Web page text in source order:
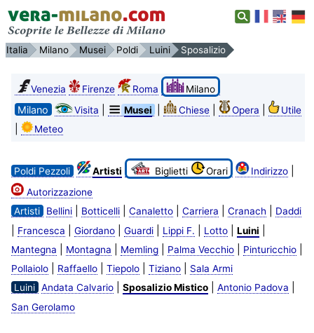
Italia Milano Musei Poldi Luini Sposalizio
Venezia Firenze Roma Milano
Milano Visita Musei Chiese| Opera Utile
Meteo
Poldi Pezzoli Artisti Biglietti Orari Indirizzo|
Autorizzazione
Artisti
Bellini| Botticelli| Canaletto| Carriera Cranach Daddi
Francesca Giordano| Guardi| Lippi F. Lotto| Luini
Mantegna Montagna Memling| Palma Vecchio| Pinturicchio|
Pollaiolo| Raffaello| Tiepolo| Tiziano|
Sala Armi
Luini Andata Calvario| Sposalizio Mistico| Antonio Padova
San Gerolamo